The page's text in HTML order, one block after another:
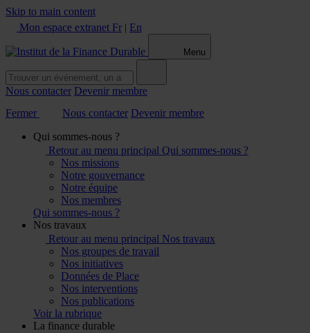
Skip to main content
Mon espace extranet Fr | En
Menu
Nous contacter Devenir membre
Fermer
Nous contacter Devenir membre
Qui sommes-nous ?
Retour au menu principal Qui sommes-nous ?
Nos missions
Notre gouvernance
Notre équipe
Nos membres
Qui sommes-nous ?
Nos travaux
Retour au menu principal Nos travaux
Nos groupes de travail
Nos initiatives
Données de Place
Nos interventions
Nos publications
Voir la rubrique
La finance durable